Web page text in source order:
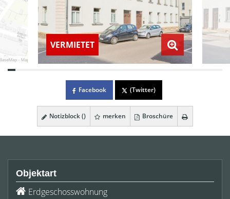
VERMIETET
Facebook (Twitter)
Notizblock () merken Broschüre
Objektart
Erdgeschosswohnung